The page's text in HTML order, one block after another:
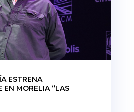
ESTRENA
EN MORELIA “LAS